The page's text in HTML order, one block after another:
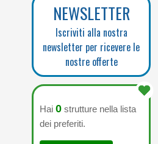
NEWSLETTER
Iscriviti alla nostra
newsletter per ricevere le
nostre offerte
Hai 0 strutture nella lista
dei preferiti.